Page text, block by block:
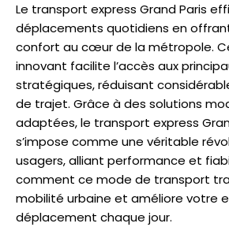
Le transport express Grand Paris
déplacements quotidiens en
confort au cœur de la métropole.
innovant facilite l’accès aux
stratégiques, réduisant
de trajet. Grâce à des solutions
adaptées, le transport express
s’impose comme une véritable
usagers, alliant performance et
comment ce mode de transport
mobilité urbaine et améliore votre
déplacement chaque jour.